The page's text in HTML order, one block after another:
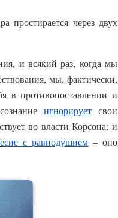
простирается через двух
и всякий раз, когда мы
мы, фактически,
в противопоставлении и
игнорирует свои
во власти Корсона; и
с равнодушием – оно